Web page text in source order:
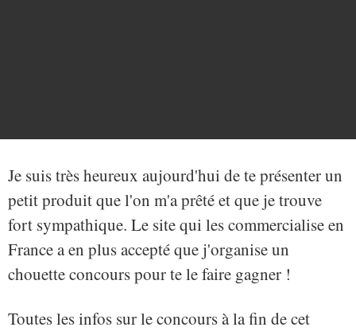
Je suis très heureux aujourd'hui de te présenter un
petit produit que l'on m'a prêté et que je trouve
fort sympathique. Le site qui les commercialise en
France a en plus accepté que j'organise un
chouette concours pour te le faire gagner !
Toutes les infos sur le concours à la fin de cet